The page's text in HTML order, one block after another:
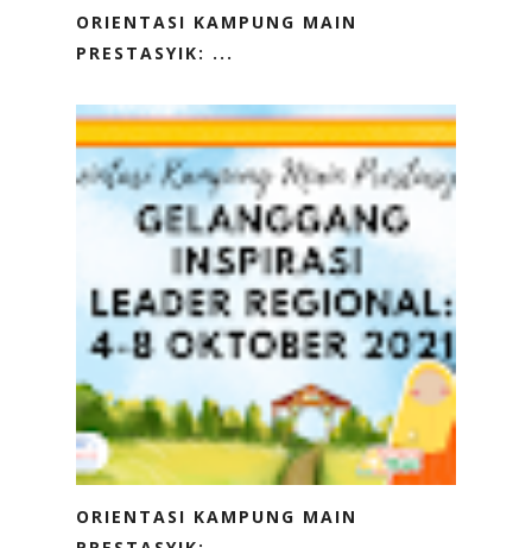
ORIENTASI KAMPUNG MAIN
PRESTASYIK: ...
ORIENTASI KAMPUNG MAIN